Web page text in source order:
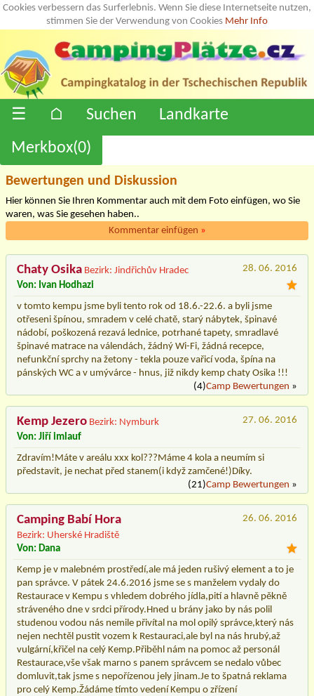
Cookies verbessern das Surferlebnis. Wenn Sie diese Internetseite nutzen,
stimmen Sie der Verwendung von Cookies Mehr Info
☰ ⌂ Suchen
Landkarte
Merkbox(0)
Bewertungen und Diskussion
Hier können Sie Ihren Kommentar auch mit dem Foto einfügen, wo Sie
waren, was Sie gesehen haben..
Kommentar einfügen »
Chaty Osika Bezirk: Jindřichův Hradec
28. 06. 2016
Von: Ivan Hodhazi
v tomto kempu jsme byli tento rok od 18.6.-22.6. a byli jsme
otřeseni špínou, smradem v celé chatě, starý nábytek, špinavé
nádobí, poškozená rezavá lednice, potrhané tapety, smradlavé
špinavé matrace na válendách, žádný Wi-Fi, žádná recepce,
nefunkční sprchy na žetony - tekla pouze vařicí voda, špína na
pánských WC a v umývárce - hnus, již nikdy kemp chaty Osika !!!
(4)Camp Bewertungen »
Kemp Jezero Bezirk: Nymburk
27. 06. 2016
Von: Jiří imlauf
Zdravím!Máte v areálu xxx kol???Máme 4 kola a neumím si
představit, je nechat před stanem(i když zamčené!)Díky.
(21)Camp Bewertungen »
Camping Babí Hora
Bezirk: Uherské Hradiště
26. 06. 2016
Von: Dana
Kemp je v malebném prostředí,ale má jeden rušivý element a to je
pan správce. V pátek 24.6.2016 jsme se s manželem vydaly do
Restaurace v Kempu s vhledem dobrého jídla,pití a hlavně pěkně
stráveného dne v srdci přírody.Hned u brány jako by nás polil
studenou vodou nás nemile přivítal na mol opilý správce,který nás
nejen nechtěl pustit vozem k Restauraci,ale byl na nás hrubý,až
vulgární,křičel na celý Kemp.Přiběhl nám na pomoc až personál
Restaurace,vše však marno s panem správcem se nedalo vůbec
domluvit,tak jsme s nepořízenou jely jinam.Je to špatná reklama
pro celý Kemp.Žádáme tímto vedení Kempu o zřízení